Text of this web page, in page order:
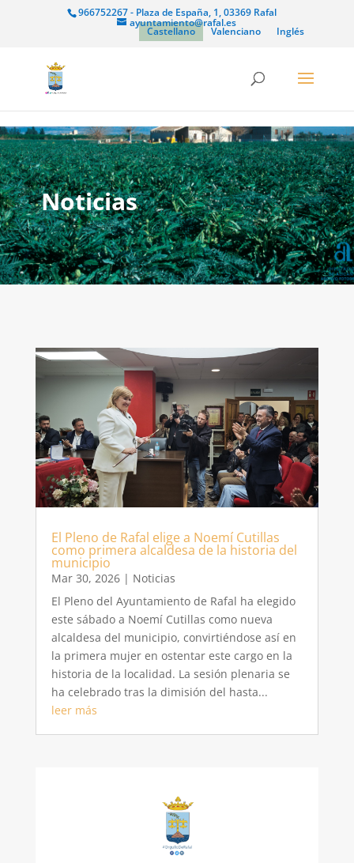
966752267 - Plaza de España, 1, 03369 Rafal
ayuntamiento@rafal.es
Castellano Valenciano Inglés
Noticias
El Pleno de Rafal elige a Noemí Cutillas
como primera alcaldesa de la historia del
municipio
Mar 30, 2026| Noticias
El Pleno del Ayuntamiento de Rafal ha elegido
este sábado a Noemí Cutillas como nueva
alcaldesa del municipio, convirtiéndose así en
la primera mujer en ostentar este cargo en la
historia de la localidad. La sesión plenaria se
ha celebrado tras la dimisión del hasta...
leer más